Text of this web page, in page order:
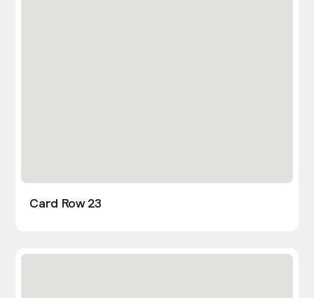
Card Row 23